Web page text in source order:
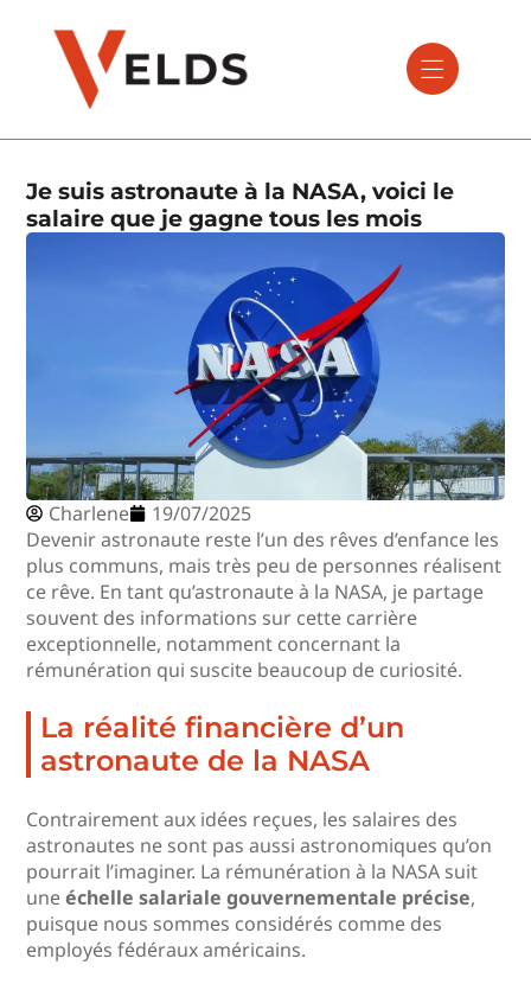
Je suis astronaute à la NASA, voici le
salaire que je gagne tous les mois
Charlene
19/07/2025
Devenir astronaute reste l’un des rêves d’enfance les
plus communs, mais très peu de personnes réalisent
ce rêve. En tant qu’astronaute à la NASA, je partage
souvent des informations sur cette carrière
exceptionnelle, notamment concernant la
rémunération qui suscite beaucoup de curiosité.
La réalité financière d’un
astronaute de la NASA
Contrairement aux idées reçues, les salaires des
astronautes ne sont pas aussi astronomiques qu’on
pourrait l’imaginer. La rémunération à la NASA suit
uneéchelle salariale gouvernementale précise,
puisque nous sommes considérés comme des
employés fédéraux américains.